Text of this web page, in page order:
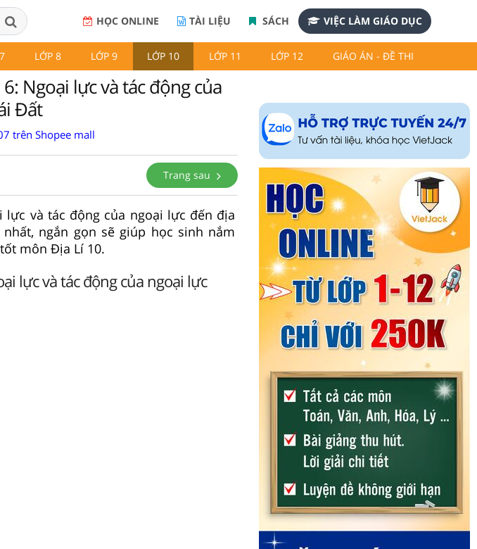
HỌC ONLINE TÀI LIỆU SÁCH VIỆC LÀM GIÁO DỤC
LỚP 8 LỚP 9 LỚP 10 LỚP 11 LỚP 12 GIÁO ÁN - ĐỀ THI
Ngoại lực và tác động của
Đất
trên Shopee mall
Trang sau
và tác động của ngoại lực đến địa
ngắn gọn sẽ giúp học sinh nắm
môn Địa Lí 10.
lực và tác động của ngoại lực